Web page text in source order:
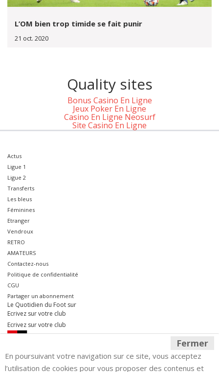
Fermer
En poursuivant votre navigation sur ce site, vous acceptez
l’utilisation de cookies pour vous proposer des contenus et
L’OM bien trop timide se fait punir
21 oct. 2020
Quality sites
Bonus Casino En Ligne
Jeux Poker En Ligne
Casino En Ligne Neosurf
Site Casino En Ligne
Actus
Ligue 1
Ligue 2
Transferts
Les bleus
Féminines
Etranger
Vendroux
RETRO
AMATEURS
Contactez-nous
Politique de confidentialité
CGU
Partager un abonnement
Le Quotidien du Foot sur
Ecrivez sur votre club
Ecrivez sur votre club